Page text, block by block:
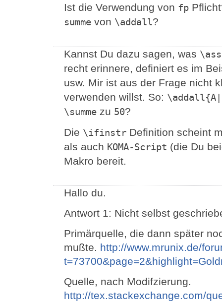
Ist die Verwendung von fp
summe von \addall?
Kannst Du dazu sagen, was
recht erinnere, definiert es im
usw. Mir ist aus der Frage nicht
verwenden willst. So:
\summe zu 50?
Die \ifinstr Definition scheint
als auch KOMA-Script (die Du
Makro bereit.
Hallo du.
Antwort 1: Nicht selbst
Primärquelle, die dann später
mußte. http://www.mrunix.de/
Quelle, nach Modifzierung.
http://tex.stackexchange.com/